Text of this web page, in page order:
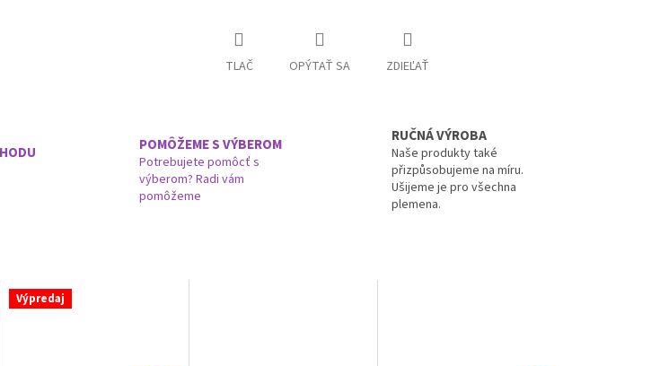
TLAČ OPÝTAŤ SA ZDIEĽAŤ
POMÔŽEME S VÝBEROM
Potrebujete pomôcť s
výberom? Radi vám
pomôžeme
RUČNÁ VÝROBA
Naše produkty také
přizpůsobujeme na míru.
Ušijeme je pro všechna
plemena.
Výpredaj